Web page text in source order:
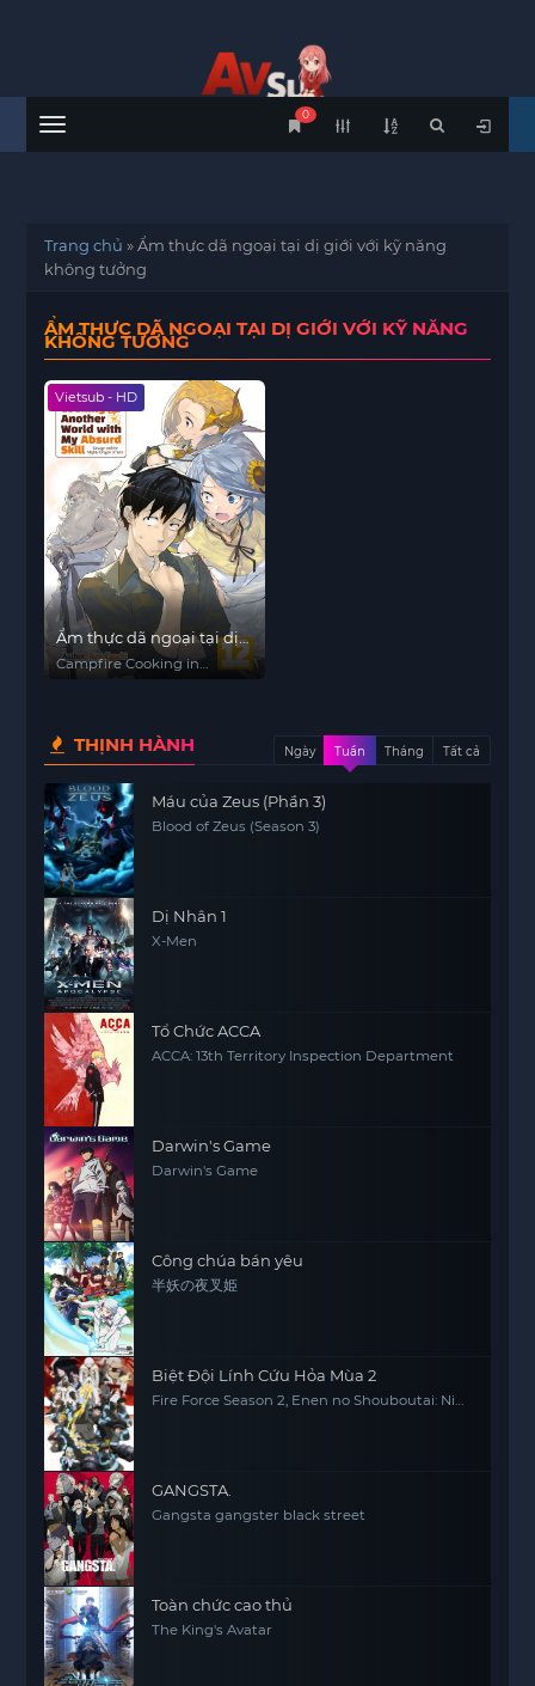
Menu
0
Trang chủ »Ẩm thực dã ngoại tại dị giới với kỹ năng
không tưởng
ẨM THỰC DÃ NGOẠI TẠI DỊ GIỚI VỚI KỸ NĂNG
KHÔNG TƯỞNG
Vietsub - HD
Ẩm thực dã ngoại tại dị
giới với kỹ năng không
tưởng
Campfire Cooking in
THỊNH HÀNH Ngày Tuần Tháng Tất cả
Máu của Zeus (Phần 3)
Blood of Zeus (Season 3)
Dị Nhân 1
X-Men
Tổ Chức ACCA
ACCA: 13th Territory Inspection Department
Darwin's Game
Darwin's Game
Công chúa bán yêu
半妖の夜叉姫
Biệt Đội Lính Cứu Hỏa Mùa 2
Fire Force Season 2, Enen no Shouboutai: Ni
GANGSTA.
Gangsta gangster black street
Toàn chức cao thủ
The King's Avatar